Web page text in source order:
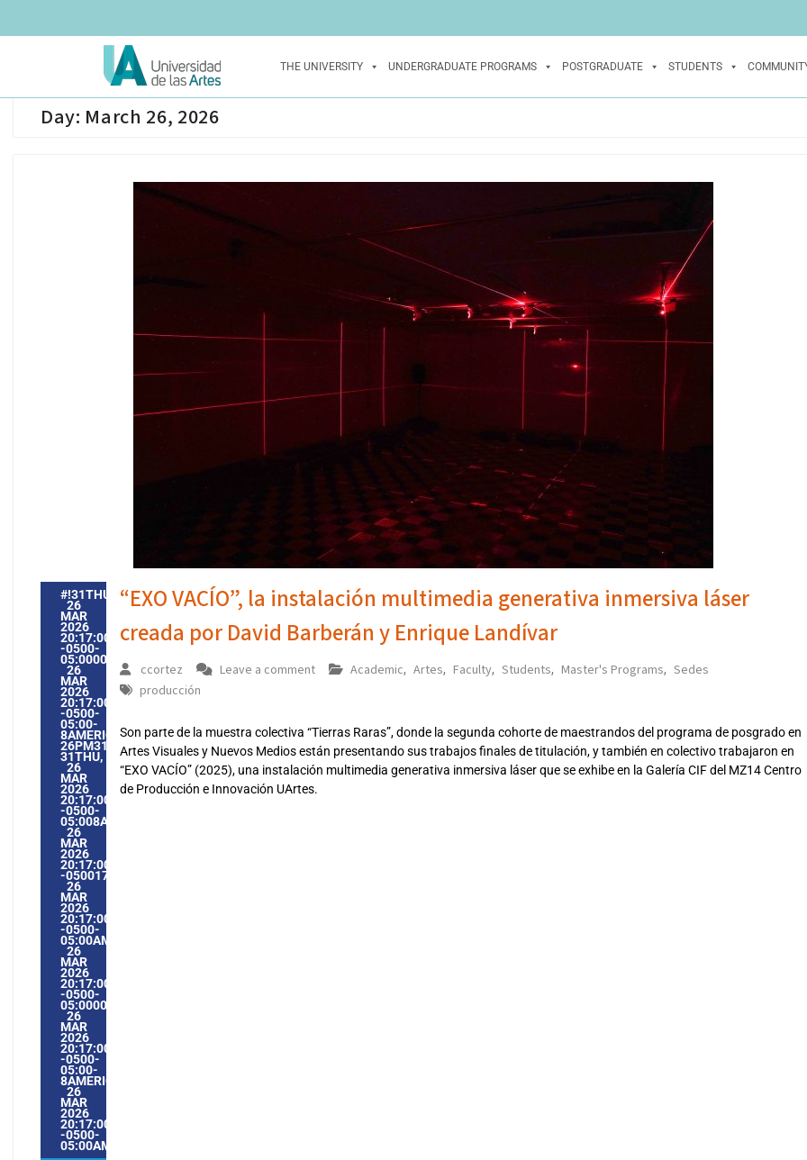
THE UNIVERSITY UNDERGRADUATE PROGRAMS POSTGRADUATE STUDENTS
Day: March 26, 2026
#!31THU,
26
MAR
2026
20:17:00
-0500-
05:000031#31THU,
26
MAR
2026
20:17:00
-0500-
05:00-
8AMERICA/GUAYAQUIL3131AMERICA/GUAYAQUIL202631
26PM31PM-
31THU,
26
MAR
2026
20:17:00
-0500-
05:008AMERICA/GUAYAQUIL3131AMERICA/GUAYAQUIL2026312026THU,
26
MAR
2026
20:17:00
-0500178173PMTHURSDAY=1009#!31THU,
26
MAR
2026
20:17:00
-0500-
05:00AMERICA/GUAYAQUIL3#MAR#!31THU,
26
MAR
2026
20:17:00
-0500-
05:000031#/31THU,
26
MAR
2026
20:17:00
-0500-
05:00-
8AMERICA/GUAYAQUIL3131AMERICA/GUAYAQUIL202631#!31THU,
26
MAR
2026
20:17:00
-0500-
05:00AMERICA/GUAYAQUIL3#
“EXO VACÍO”, la instalación multimedia generativa inmersiva láser
creada por David Barberán y Enrique Landívar
ccortez Leave a comment Academic, Artes, Faculty, Students, Master's Programs, Sedes
producción
Son parte de la muestra colectiva “Tierras Raras”, donde la segunda cohorte de maestrandos del programa de posgrado en
Artes Visuales y Nuevos Medios están presentando sus trabajos finales de titulación, y también en colectivo trabajaron en
“EXO VACÍO” (2025), una instalación multimedia generativa inmersiva láser que se exhibe en la Galería CIF del MZ14 Centro
de Producción e Innovación UArtes.